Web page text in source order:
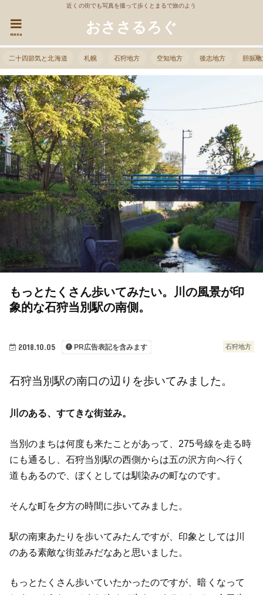
近くの街でも写真を撮って歩くとまるで旅のよう
おささるろぐ
menu
二十四節気と北海道 札幌 石狩地方 空知地方 後志地方 胆振
石狩地方
2018.10.05 PR広告表記を含みます
もっとたくさん歩いてみたい。川の風景が印
象的な石狩当別駅の南側。
石狩当別駅の南口の辺りを歩いてみました。
川のある、すてきな街並み。
当別のまちは何度も来たことがあって、275号線を走る時
にも通るし、石狩当別駅の西側からは五の沢方向へ行く
道もあるので、ぼくとしては馴染みの町なのです。
そんな町を夕方の時間に歩いてみました。
駅の南東あたりを歩いてみたんですが、印象としては川
のある素敵な街並みだなあと思いました。
もっとたくさん歩いていたかったのですが、暗くなって